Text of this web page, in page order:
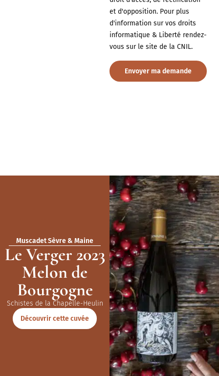
et d'opposition. Pour plus
d'information sur vos droits
informatique & Liberté rendez-
vous sur le site de la CNIL.
Envoyer ma demande
Muscadet Sèvre & Maine
Le Verger 2023
Melon de
Bourgogne
Schistes de la Chapelle-Heulin
Découvrir cette cuvée